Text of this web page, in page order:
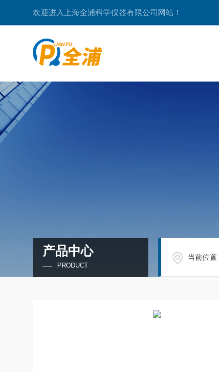
欢迎进入上海全浦科学仪器有限公司网站！
产品中心
PRODUCT
当前位置